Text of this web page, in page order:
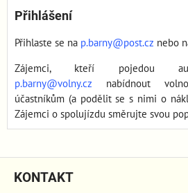
Přihlášení
Přihlaste se na p.barny@post.cz nebo
Zájemci, kteří pojedou
p.barny@volny.cz nabídnout
účastníkům (a podělit se s nimi o
Zájemci o spolujízdu směrujte svou
KONTAKT